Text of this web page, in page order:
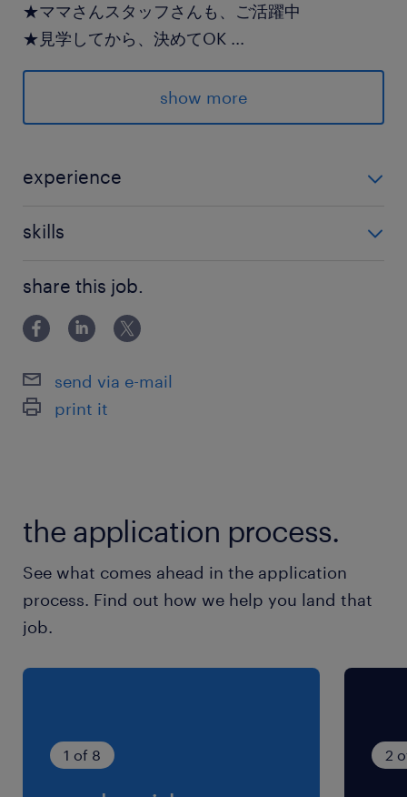
★ママさんスタッフさんも、ご活躍中
★見学してから、決めてOK ...
★気になる♪なら、ぽちっと応募！
お気軽にエントリーお待ちしております
電源機器の大手メーカー
最寄駅
JR両毛線／岩舟駅（車7分）
東武佐野線／佐野市駅（車10分）
土日祝日
GW・夏季休暇・年末年始は、長期連休ありま
8:30-17:30（実働8時間00分・休憩60分）
残業
0～15h/月 ※生産状況によって変動します。で
きるときだけでOK
show more
experience
代・30代・40代活躍中
skills
share this job.
send via e-mail
print it
the application process.
See what comes ahead in the application
process. Find out how we help you land that
job.
1 of 8 2